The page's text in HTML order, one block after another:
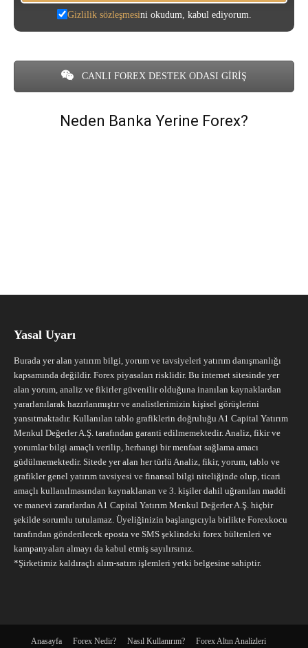
Gizlilik sözleşmesini okudum, kabul ediyorum.
CANLI FOREX DESTEK ODASI GİRİŞ
Neden Banka Yerine Forex?
Yasal Uyarı
Burada yer alan yatırım bilgi, yorum ve tavsiyeleri yatırım danışmanlığı
kapsamında değildir. Forex piyasaları risklidir. Bu internet sitesinde yer
alan yorum, analiz ve fikirler güvenilir olduğuna inanılan kaynaklardan
yararlanılarak hazırlanmıştır ve analistlerimizin kişisel görüşlerini
yansıtmaktadır. Kullanılan tablo grafiklerin doğruluğu A1 Capital Yatırım
Menkul Değerler A.Ş. tarafından garanti edilmemektedir. Analiz, fikir ve
yorumlar bilgi amaçlı verilip, herhangi bir menfaat sağlama amacı
güdülmemektedir. Sitede yer alan her türlü Analiz, fikir, yorum, tablo ve
grafikler genel yatırım tavsiyesi ve finansal bilgi niteliğinde olup, ticari
amaçlı kullanılmasından kaynaklanan ve 3. kişiler dahil uğranılan maddi
ve manevi zararlardan A1 Capital Yatırım Menkul Değerler A.Ş. hiçbir
şekilde sorumlu tutulamaz. Üyeliğinizin başlangıcıyla birlikte Forexkocu
tarafından gönderilecek eposta ve SMS şeklindeki forex bültenleri ve
kampanyaları almayı da kabul etmiş sayılırsınız.
*Şirketimiz kaldıraçlı alım-satım işlemleri yetki belgesine sahiptir.
Anasayfa Forex Nedir? Nasıl Kullanırım? Forex Altın Analizleri